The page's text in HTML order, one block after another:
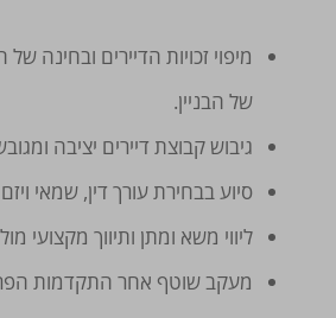
מיפוי זכויות הדיירים ובחינה
של הבניין.
גיבוש קבוצת דיירים יציבה
סיוע בבחירת עורך דין, שמאי ויזם
ליווי משא ומתן ותיווך מקצועי
מעקב שוטף אחר התקדמות